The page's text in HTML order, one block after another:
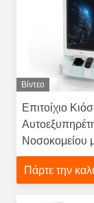
Βίντεο
Επιτοίχιο
Νοσοκομείου
QR,
ανέπαφων
Πάρτε την